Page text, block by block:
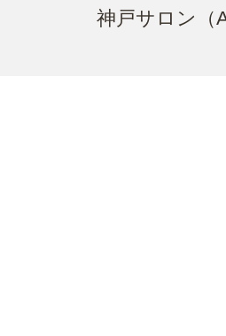
神戸サロン（